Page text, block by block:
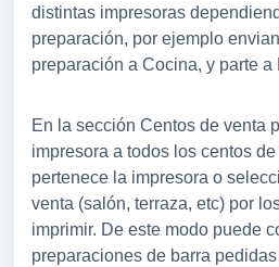
distintas impresoras
preparación, por ejemplo
preparación a Cocina, y parte a
En la sección Centos de venta
impresora a todos los centos
pertenece la impresora o
venta (salón, terraza, etc) por
imprimir. De este modo puede
preparaciones de barra